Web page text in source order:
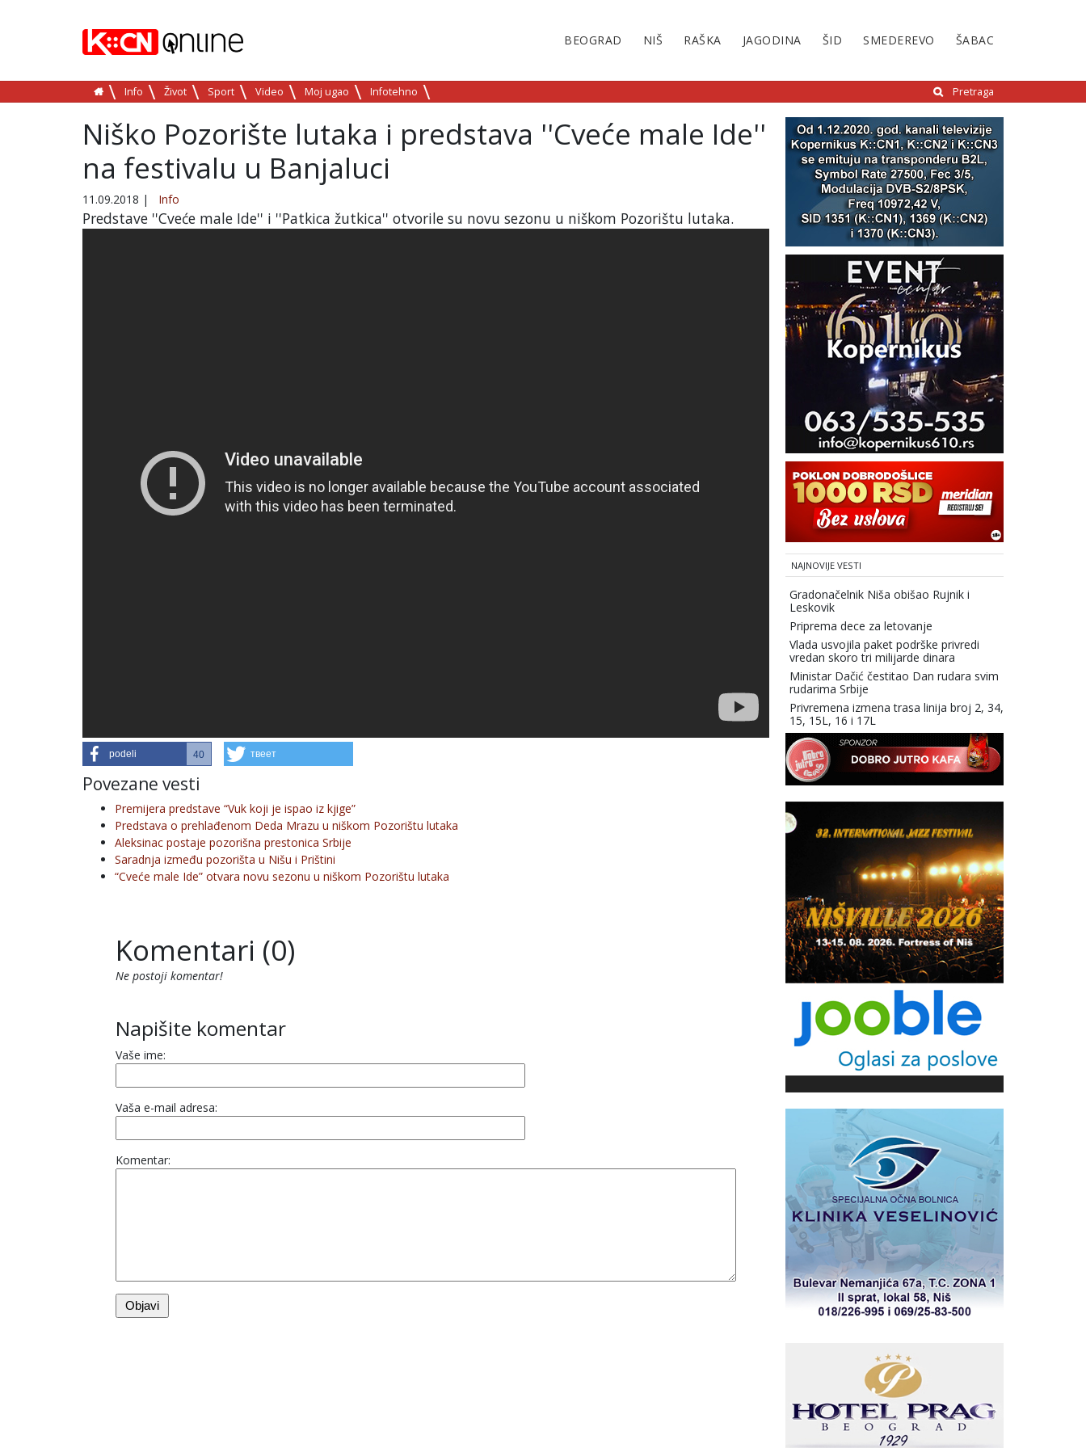
BEOGRAD NIŠ RAŠKA JAGODINA ŠID SMEDEREVO ŠABAC
Info Život Sport Video Moj ugao Infotehno Pretraga
Niško Pozorište lutaka i predstava ''Cveće male Ide''
na festivalu u Banjaluci
11.09.2018 | Info
Predstave ''Cveće male Ide'' i ''Patkica žutkica'' otvorile su novu sezonu u niškom Pozorištu lutaka.
podeli 40 твеет
Povezane vesti
Premijera predstave “Vuk koji je ispao iz kjige”
Predstava o prehlađenom Deda Mrazu u niškom Pozorištu lutaka
Aleksinac postaje pozorišna prestonica Srbije
Saradnja između pozorišta u Nišu i Prištini
“Cveće male Ide” otvara novu sezonu u niškom Pozorištu lutaka
Komentari (0)
Ne postoji komentar!
Napišite komentar
Vaše ime:
Vaša e-mail adresa:
Komentar:
NAJNOVIJE VESTI
Gradonačelnik Niša obišao Rujnik i
Leskovik
Priprema dece za letovanje
Vlada usvojila paket podrške privredi
vredan skoro tri milijarde dinara
Ministar Dačić čestitao Dan rudara svim
rudarima Srbije
Privremena izmena trasa linija broj 2, 34,
15, 15L, 16 i 17L